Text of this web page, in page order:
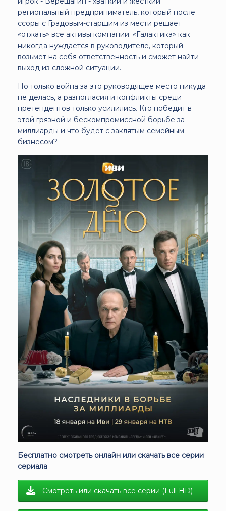
региональный предприниматель, который после
ссоры с Градовым-старшим из мести решает
«отжать» все активы компании. «Галактика» как
никогда нуждается в руководителе, который
возьмет на себя ответственность и сможет найти
выход из сложной ситуации.
Но только война за это руководящее место никуда
не делась, а разногласия и конфликты среди
претендентов только усилились. Кто победит в
этой грязной и бескомпромиссной борьбе за
миллиарды и что будет с заклятым семейным
бизнесом?
Бесплатно смотреть онлайн или скачать все серии
сериала
Смотреть или скачать все серии (Full HD)